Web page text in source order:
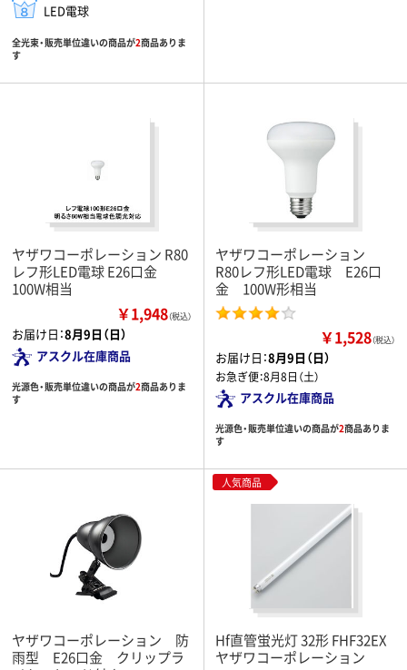
LED電球
全光束・販売単位違いの商品が2商品ありま
す
ヤザワコーポレーション R80
レフ形LED電球 E26口金
100W相当
￥1,948（税込）
お届け日：8月9日（日）
アスクル在庫商品
光源色・販売単位違いの商品が2商品ありま
す
ヤザワコーポレーション
R80レフ形LED電球 E26口
金 100W形相当
￥1,528（税込）
お届け日：8月9日（日）
お急ぎ便：8月8日（土）
アスクル在庫商品
光源色・販売単位違いの商品が2商品ありま
す
ヤザワコーポレーション 防
雨型 E26口金 クリップラ
人気商品
Hf直管蛍光灯 32形 FHF32EX
ヤザワコーポレーション